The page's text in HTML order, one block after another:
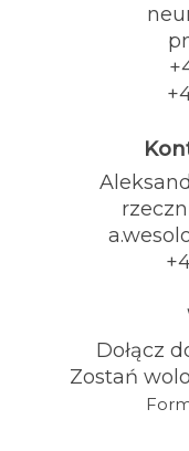
Dołącz
Zostań